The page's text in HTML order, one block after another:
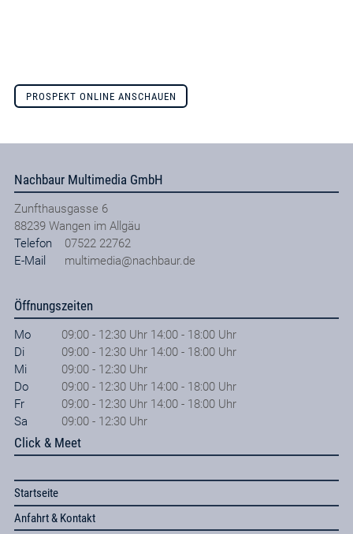
PROSPEKT ONLINE ANSCHAUEN
Nachbaur Multimedia GmbH
Zunfthausgasse 6
88239 Wangen im Allgäu
Telefon
07522 22762
E-Mail
multimedia@nachbaur.de
Öffnungszeiten
Mo
09:00 - 12:30 Uhr 14:00 - 18:00 Uhr
Di
09:00 - 12:30 Uhr 14:00 - 18:00 Uhr
Mi
09:00 - 12:30 Uhr
Do
09:00 - 12:30 Uhr 14:00 - 18:00 Uhr
Fr
09:00 - 12:30 Uhr 14:00 - 18:00 Uhr
Sa
09:00 - 12:30 Uhr
Click & Meet
Startseite
Anfahrt & Kontakt